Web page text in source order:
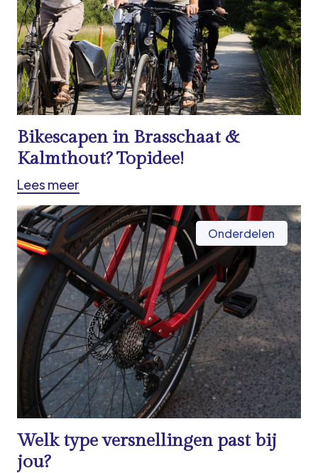
Bikescapen in Brasschaat &
Kalmthout? Topidee!
Lees meer
Onderdelen
Welk type versnellingen past bij
jou?